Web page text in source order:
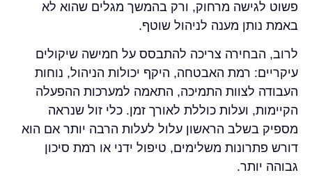
פשוט לגישה מרחוק, ורק בהמשך מגלים שהוא לא
באמת נותן מענה לניהול שוטף.
לרוב, הבחירה צריכה להתבסס על חמישה שיקולים
עיקריים: רמת האבטחה, היקף יכולות הניהול, נוחות
העבודה לצוות התמיכה, התאמה למערכות ההפעלה
הקיימות, ועלות כוללת לאורך זמן. כלי זול שנראה
מספיק בשלב הראשון עלול לעלות הרבה יותר אם הוא
דורש פתרונות משלימים, טיפול ידני או רמת סיכון
גבוהה יותר.